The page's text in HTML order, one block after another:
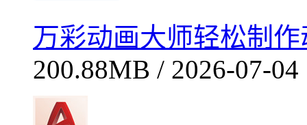
万彩动画大师轻松制
200.88MB / 2026-07-04